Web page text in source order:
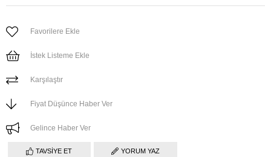
Favorilere Ekle
İstek Listeme Ekle
Karşılaştır
Fiyat Düşünce Haber Ver
Gelince Haber Ver
TAVSIYE ET YORUM YAZ